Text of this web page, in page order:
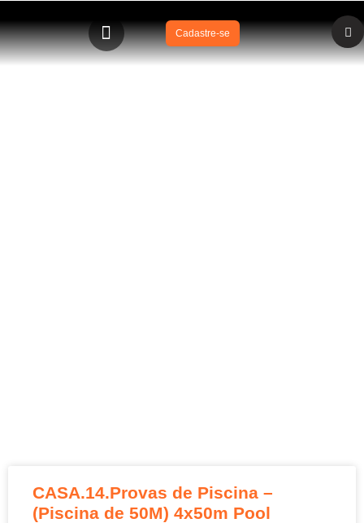
Cadastre-se
CASA.14.Provas de Piscina –
(Piscina de 50M) 4x50m Pool